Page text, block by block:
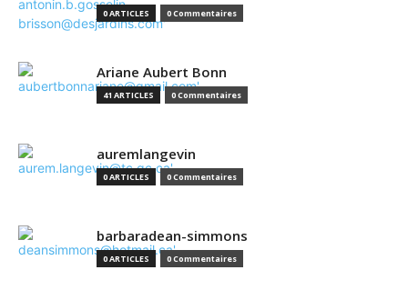
0 ARTICLES 0 Commentaires
Ariane Aubert Bonn
41 ARTICLES 0 Commentaires
auremlangevin
0 ARTICLES 0 Commentaires
barbaradean-simmons
0 ARTICLES 0 Commentaires